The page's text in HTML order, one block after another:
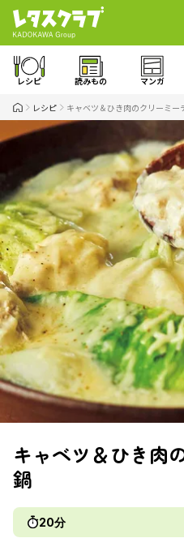
レシピ 読みもの マンガ
レシピ キャベツ＆ひき肉のクリーミー
キャベツ＆ひき肉
鍋
20分